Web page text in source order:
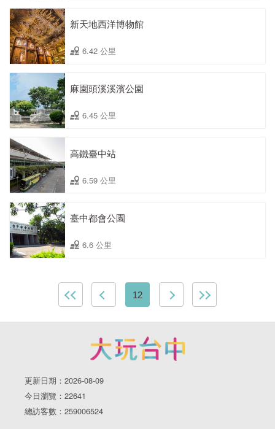
新天地西洋博物館
6.42 公里
麻園頭溪溪濱公園
6.45 公里
高鐵臺中站
6.59 公里
臺中都會公園
6.6 公里
12
更新日期：2026-08-09
今日瀏覽：22641
總訪客數：259006524